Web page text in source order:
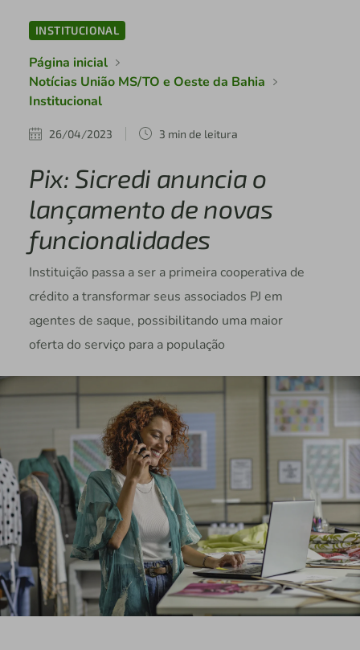
INSTITUCIONAL
Página inicial
Notícias União MS/TO e Oeste da Bahia
Institucional
26/04/2023 3 min de leitura
Pix: Sicredi anuncia o
lançamento de novas
funcionalidades
Instituição passa a ser a primeira cooperativa de
crédito a transformar seus associados PJ em
agentes de saque, possibilitando uma maior
oferta do serviço para a população